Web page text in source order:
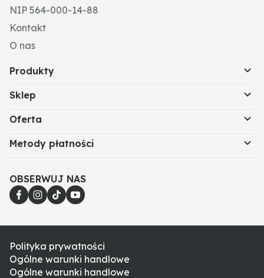
NIP 564-000-14-88
Kontakt
O nas
Produkty
Sklep
Oferta
Metody płatności
OBSERWUJ NAS
Polityka prywatności
Ogólne warunki handlowe
Ogólne warunki handlowe